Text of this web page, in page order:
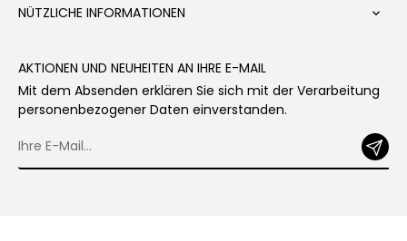
NÜTZLICHE INFORMATIONEN 
AKTIONEN UND NEUHEITEN AN IHRE E-MAIL
Mit dem Absenden erklären Sie sich mit der Verarbeitung
personenbezogener Daten einverstanden.